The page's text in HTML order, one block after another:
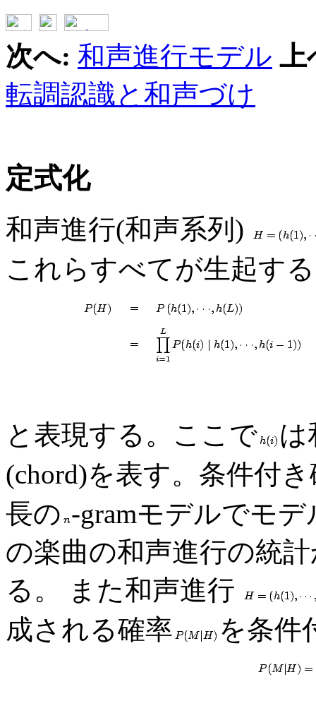
次へ: 和声進行モデル 上
転調認識と和声づけ
定式化
和声進行(和声系列)
これらすべてが生起す
と表現する。ここで
は
(chord)を表す。条件付
長の -gramモデルでモ
の楽曲の和声進行の統
る。 また和声進行
成される確率
を条件